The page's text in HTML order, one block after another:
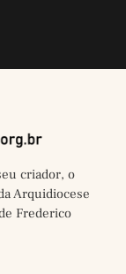
criador, o
Arquidiocese
Frederico